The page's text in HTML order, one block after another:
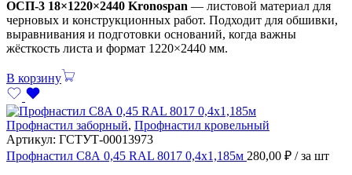
ОСП-3 18×1220×2440 Kronospan — листовой материал для
черновых и конструкционных работ. Подходит для обшивки,
выравнивания и подготовки оснований, когда важны
жёсткость листа и формат 1220×2440 мм.
В корзину
Профнастил заборный, Профнастил кровельный
Артикул: ГСТУТ-00013973
Профнастил С8А 0,45 RAL 8017 0,4х1,185м 280,00 ₽ / за шт